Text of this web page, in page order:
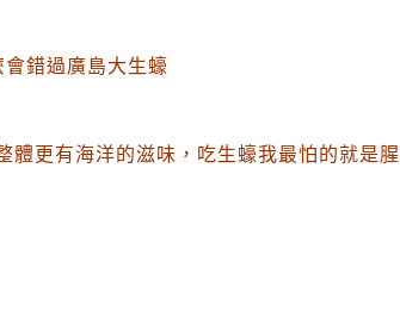
錯過廣島大生蠔
體更有海洋的滋味 ，吃生蠔我最怕的就是